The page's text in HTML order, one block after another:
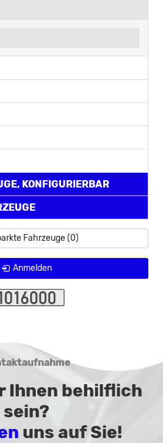
KONFIGURIERBAR
Fahrzeuge (0)
Anmelden
Ihnen behilflich
sein?
uns auf Sie!